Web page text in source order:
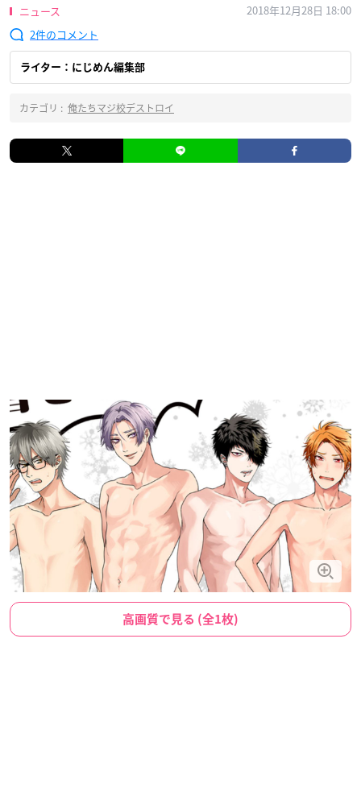
ニュース
2018年12月28日 18:00
2
ライター：にじめん編集部
カテゴリ : 俺たちマジ校デストロイ
高画質で見る (全1枚)